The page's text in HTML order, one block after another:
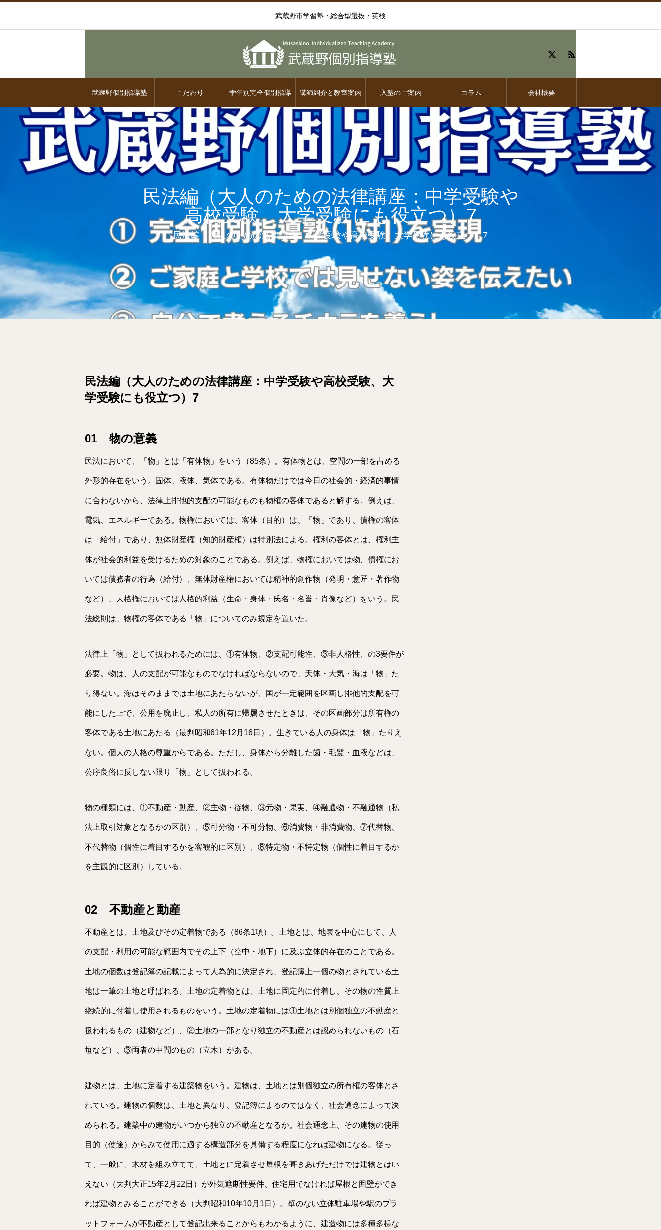
武蔵野市学習塾・総合型選抜・英検
武蔵野個別指導塾 こだわり 学年別完全個別指導 講師紹介と教室案内 入塾のご案内 コラム 会社概要
民法編（大人のための法律講座：中学受験や
高校受験、大学受験にも役立つ）7
民法編（大人のための法律講座：中学受験や高校受験、大学受験にも役立つ）7
民法編（大人のための法律講座：中学受験や高校受験、大
学受験にも役立つ）7
01 物の意義
民法において、「物」とは「有体物」をいう（85条）。有体物とは、空間の一部を占める
外形的存在をいう。固体、液体、気体である。有体物だけでは今日の社会的・経済的事情
に合わないから、法律上排他的支配の可能なものも物権の客体であると解する。例えば、
電気、エネルギーである。物権においては、客体（目的）は、「物」であり、債権の客体
は「給付」であり、無体財産権（知的財産権）は特別法による。権利の客体とは、権利主
体が社会的利益を受けるための対象のことである。例えば、物権においては物、債権にお
いては債務者の行為（給付）、無体財産権においては精神的創作物（発明・意匠・著作物
など）、人格権においては人格的利益（生命・身体・氏名・名誉・肖像など）をいう。民
法総則は、物権の客体である「物」についてのみ規定を置いた。
法律上「物」として扱われるためには、①有体物、②支配可能性、③非人格性、の3要件が
必要。物は、人の支配が可能なものでなければならないので、天体・大気・海は「物」た
り得ない。海はそのままでは土地にあたらないが、国が一定範囲を区画し排他的支配を可
能にした上で、公用を廃止し、私人の所有に帰属させたときは、その区画部分は所有権の
客体である土地にあたる（最判昭和61年12月16日）。生きている人の身体は「物」たりえ
ない。個人の人格の尊重からである。ただし、身体から分離した歯・毛髪・血液などは、
公序良俗に反しない限り「物」として扱われる。
物の種類には、①不動産・動産、②主物・従物、③元物・果実、④融通物・不融通物（私
法上取引対象となるかの区別）、⑤可分物・不可分物、⑥消費物・非消費物、⑦代替物、
不代替物（個性に着目するかを客観的に区別）、⑧特定物・不特定物（個性に着目するか
を主観的に区別）している。
02 不動産と動産
不動産とは、土地及びその定着物である（86条1項）。土地とは、地表を中心にして、人
の支配・利用の可能な範囲内でその上下（空中・地下）に及ぶ立体的存在のことである。
土地の個数は登記簿の記載によって人為的に決定され、登記簿上一個の物とされている土
地は一筆の土地と呼ばれる。土地の定着物とは、土地に固定的に付着し、その物の性質上
継続的に付着し使用されるものをいう。土地の定着物には①土地とは別個独立の不動産と
扱われるもの（建物など）、②土地の一部となり独立の不動産とは認められないもの（石
垣など）、③両者の中間のもの（立木）がある。
建物とは、土地に定着する建築物をいう。建物は、土地とは別個独立の所有権の客体とさ
れている。建物の個数は、土地と異なり、登記簿によるのではなく、社会通念によって決
められる。建築中の建物がいつから独立の不動産となるか。社会通念上、その建物の使用
目的（使途）からみて使用に適する構造部分を具備する程度になれば建物になる。従っ
て、一般に、木材を組み立てて、土地とに定着させ屋根を葺きあげただけでは建物とはい
えない（大判大正15年2月22日）が外気遮断性要件、住宅用でなければ屋根と囲壁ができ
れば建物とみることができる（大判昭和10年10月1日）。壁のない立体駐車場や駅のプラ
ットフォームが不動産として登記出来ることからもわかるように、建造物には多種多様な